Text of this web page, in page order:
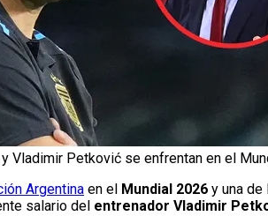
Vladimir Petković se enfrentan en el
Argentina en el Mundial 2026 y una
salario del entrenador Vladimir